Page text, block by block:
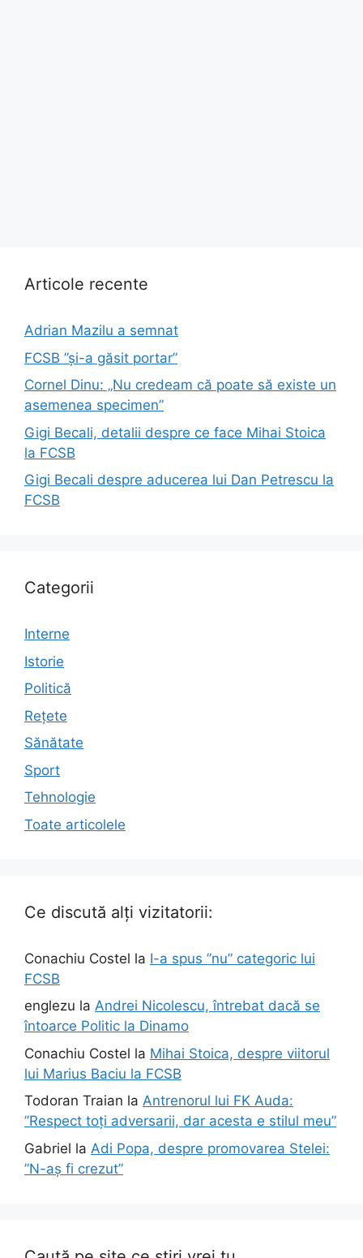
Articole recente
Adrian Mazilu a semnat
FCSB ”și-a găsit portar”
Cornel Dinu: „Nu credeam că poate să existe un
asemenea specimen”
Gigi Becali, detalii despre ce face Mihai Stoica
la FCSB
Gigi Becali despre aducerea lui Dan Petrescu la
FCSB
Categorii
Interne
Istorie
Politică
Rețete
Sănătate
Sport
Tehnologie
Toate articolele
Ce discută alți vizitatorii:
Conachiu Costel la I-a spus ”nu” categoric lui
FCSB
englezu la Andrei Nicolescu, întrebat dacă se
întoarce Politic la Dinamo
Conachiu Costel la Mihai Stoica, despre viitorul
lui Marius Baciu la FCSB
Todoran Traian la Antrenorul lui FK Auda:
”Respect toți adversarii, dar acesta e stilul meu”
Gabriel la Adi Popa, despre promovarea Stelei:
”N-aș fi crezut”